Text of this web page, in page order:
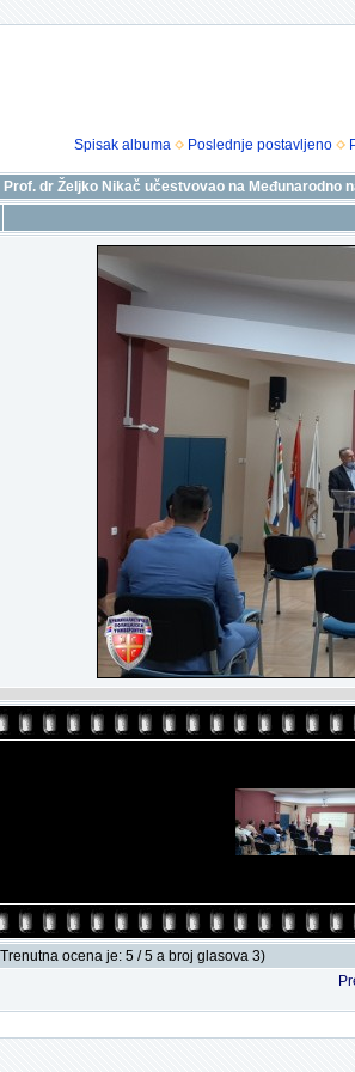
Spisak albuma Poslednje postavljeno
Prof. dr Željko Nikač učestvovao na Međunarodno
ocena je: 5 / 5 a broj glasova 3)